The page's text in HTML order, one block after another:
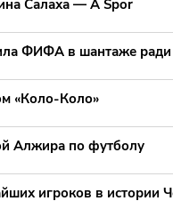
Салаха — A Spor
ФИФА в шантаже
«Коло-Коло»
Алжира по футболу
игроков в истории